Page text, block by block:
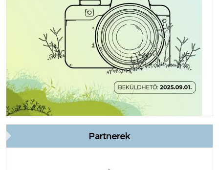
Partnerek